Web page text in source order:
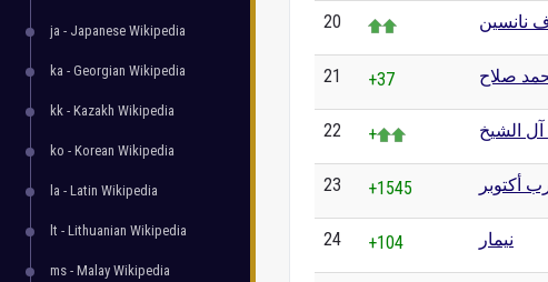
ja - Japanese Wikipedia
ka - Georgian Wikipedia
kk - Kazakh Wikipedia
ko - Korean Wikipedia
la - Latin Wikipedia
lt - Lithuanian Wikipedia
ms - Malay Wikipedia
20 نانسين
21 +37 صلاح
22 + الشيخ
23 +1545 أكتوبر
24 +104 نيمار